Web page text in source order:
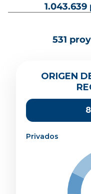
531
ORIGEN
Privados
Origen de los
Socios y
Administración
Herencias y
Otros ingresos
Parroquias y